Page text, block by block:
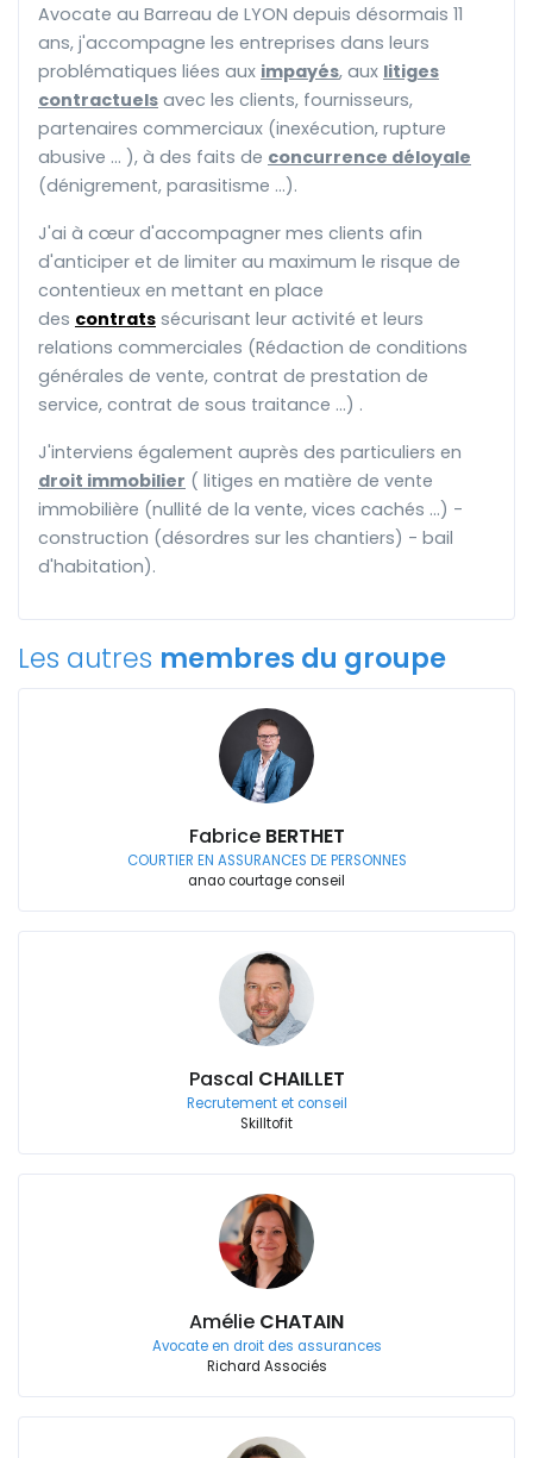
Avocate au Barreau de LYON depuis désormais 11
ans, j'accompagne les entreprises dans leurs
problématiques liées aux impayés, aux litiges
contractuels avec les clients, fournisseurs,
partenaires commerciaux (inexécution, rupture
abusive ... ), à des faits de concurrence déloyale
(dénigrement, parasitisme ...).
J'ai à cœur d'accompagner mes clients afin
d'anticiper et de limiter au maximum le risque de
contentieux en mettant en place
des contrats sécurisant leur activité et leurs
relations commerciales (Rédaction de conditions
générales de vente, contrat de prestation de
service, contrat de sous traitance ...) .
J'interviens également auprès des particuliers en
droit immobilier ( litiges en matière de vente
immobilière (nullité de la vente, vices cachés ...) -
construction (désordres sur les chantiers) - bail
d'habitation).
Les autres membres du groupe
Fabrice BERTHET
COURTIER EN ASSURANCES DE PERSONNES
anao courtage conseil
Pascal CHAILLET
Recrutement et conseil
Skilltofit
Amélie CHATAIN
Avocate en droit des assurances
Richard Associés